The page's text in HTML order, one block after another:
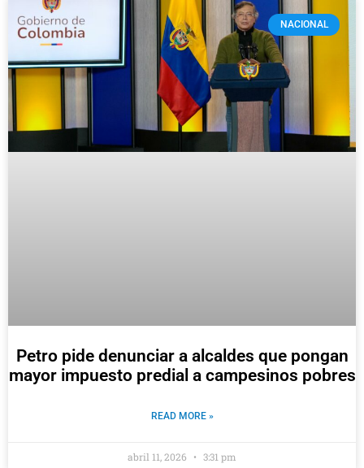
NACIONAL
Petro pide denunciar a alcaldes que pongan
mayor impuesto predial a campesinos pobres
READ MORE »
abril 11, 2026 3:31 pm